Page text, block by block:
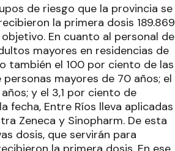
de riesgo que la provincia se
la primera dosis 189.869
En cuanto al personal de
mayores en residencias de
también el 100 por ciento de las
mayores de 70 años; el
y el 3,1 por ciento de
fecha, Entre Ríos lleva aplicadas
Zeneca y Sinopharm. De esta
dosis, que servirán para